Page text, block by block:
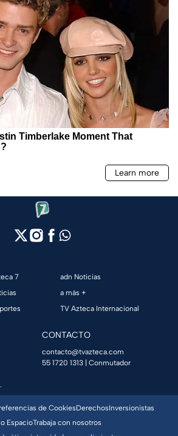
7
adn Noticias
a más +
TV Azteca Internacional
CONTACTO
contacto@tvazteca.com
55 1720 1313 | Conmutador
de CookiesDerechosInversionistas
EspacioTrabaja con nosotros